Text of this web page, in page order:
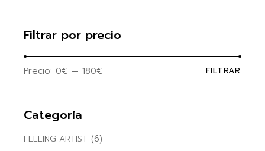
Filtrar por precio
FILTRAR
Precio: 0€ —180€
Categoría
FEELING ARTIST (6)